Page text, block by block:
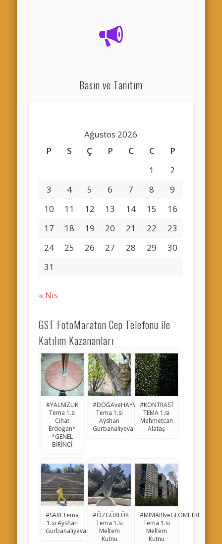
Basın ve Tanıtım
Ağustos 2026
P
S Ç P C C
P
1
2
3
4 5 6 7 8
9
10
11 12 13 14 15
16
17
18 19 20 21 22
23
24
25 26 27 28 29
30
31
« Nis
GST FotoMaraton Cep Telefonu ile
Katılım Kazananları
#YALNIZLIK
Tema 1.si
Cihat
Erdoğan*
*GENEL
BİRİNCİ
#DOĞAveHAYVAN
Tema 1.si
Ayshan
Gurbanaliyeva
#KONTRAST
TEMA 1.si
Mehmetcan
Alataş
#SARI Tema
1.si Ayshan
Gurbanaliyeva
#ÖZGÜRLÜK
Tema 1.si
Meltem
Kutnu
#MİMARİveGEOMETRİ
Tema 1.si
Meltem
Kutnu